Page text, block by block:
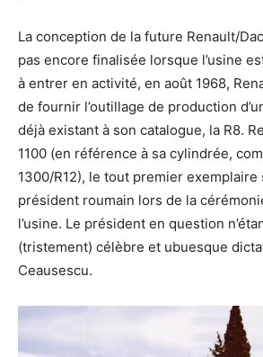
La conception de la future Renault/
pas encore finalisée lorsque l’usine
à entrer en activité, en août 1968,
de fournir l’outillage de production
déjà existant à son catalogue, la R8.
1100 (en référence à sa cylindrée,
1300/R12), le tout premier
président roumain lors de la
l’usine. Le président en question
(tristement) célèbre et ubuesque
Ceausescu.